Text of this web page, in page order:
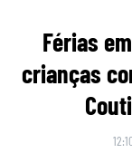
Férias
crianças